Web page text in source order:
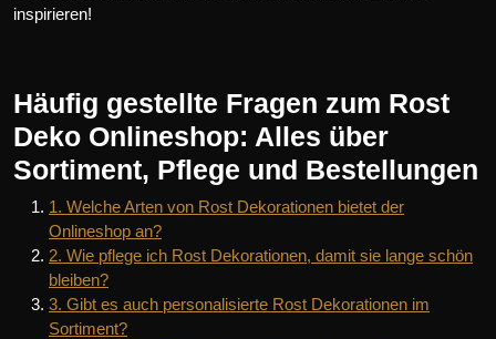
inspirieren!
Häufig gestellte Fragen zum Rost
Deko Onlineshop: Alles über
Sortiment, Pflege und Bestellungen
1. Welche Arten von Rost Dekorationen bietet der
Onlineshop an?
2. Wie pflege ich Rost Dekorationen, damit sie lange schön
bleiben?
3. Gibt es auch personalisierte Rost Dekorationen im
Sortiment?